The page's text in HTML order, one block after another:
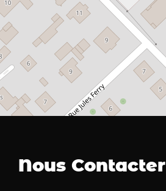
Nous Contacter